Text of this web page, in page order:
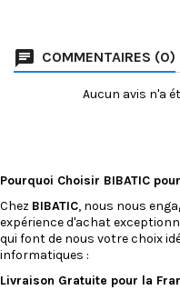
5500U de 5ème génération,
il offre une grande
d'exécution pour toutes
COMMENTAIRES (0)
Aucun avis n'a
Pourquoi Choisir BIBATIC
Chez BIBATIC, nous nous
expérience d'achat
qui font de nous votre choix
informatiques :
Livraison Gratuite pour la